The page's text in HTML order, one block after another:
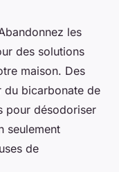
les
des solutions
maison. Des
du bicarbonate de
pour désodoriser
seulement
de